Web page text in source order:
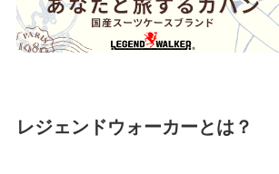
レジェンドウォーカーとは？